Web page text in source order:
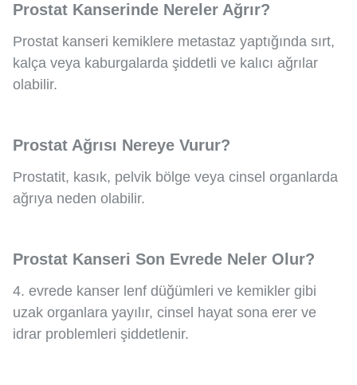
Prostat Kanserinde Nereler Ağrır?
Prostat kanseri kemiklere metastaz yaptığında sırt,
kalça veya kaburgalarda şiddetli ve kalıcı ağrılar
olabilir.
Prostat Ağrısı Nereye Vurur?
Prostatit, kasık, pelvik bölge veya cinsel organlarda
ağrıya neden olabilir.
Prostat Kanseri Son Evrede Neler Olur?
4. evrede kanser lenf düğümleri ve kemikler gibi
uzak organlara yayılır, cinsel hayat sona erer ve
idrar problemleri şiddetlenir.